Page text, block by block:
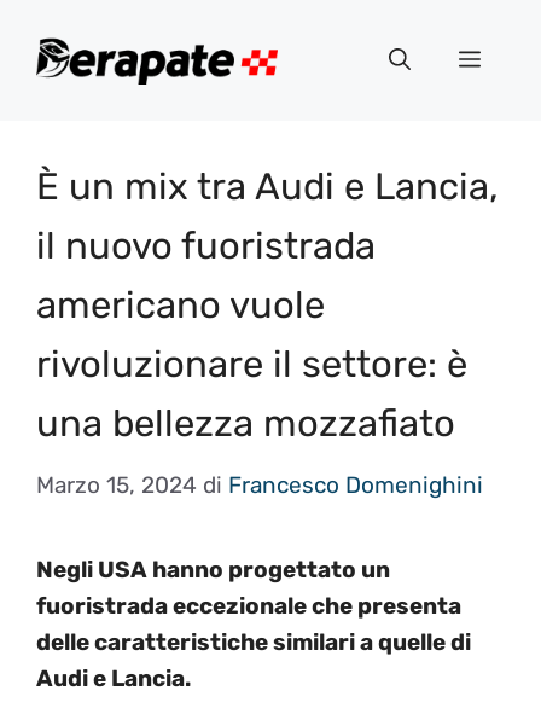
Menu
È un mix tra Audi e Lancia,
il nuovo fuoristrada
americano vuole
rivoluzionare il settore: è
una bellezza mozzafiato
Marzo 15, 2024 di Francesco Domenighini
Negli USA hanno progettato un
fuoristrada eccezionale che presenta
delle caratteristiche similari a quelle di
Audi e Lancia.